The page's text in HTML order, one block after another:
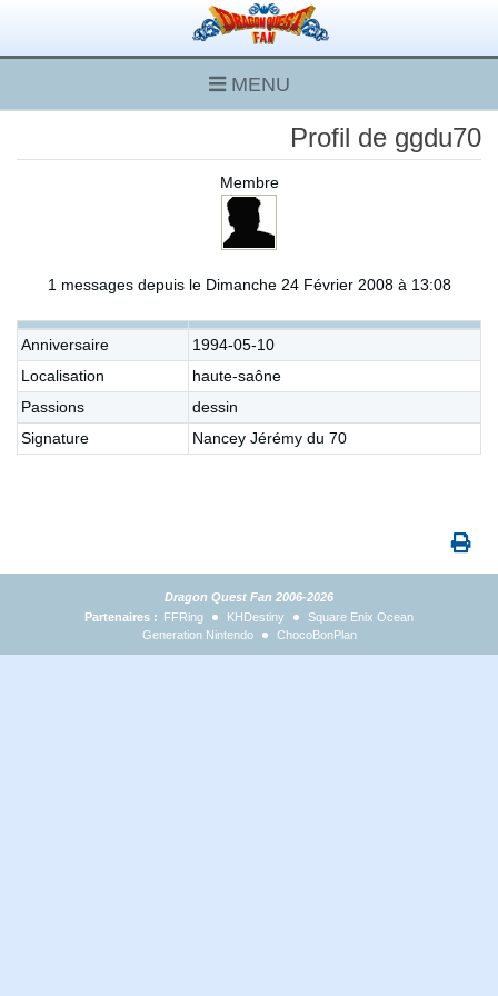
MENU
Profil de ggdu70
Membre
1 messages depuis le Dimanche 24 Février 2008 à 13:08
Anniversaire
1994-05-10
Localisation
haute-saône
Passions
dessin
Signature
Nancey Jérémy du 70
Dragon Quest Fan 2006-2026
Partenaires : FFRing KHDestiny
Square Enix Ocean
Generation Nintendo
ChocoBonPlan